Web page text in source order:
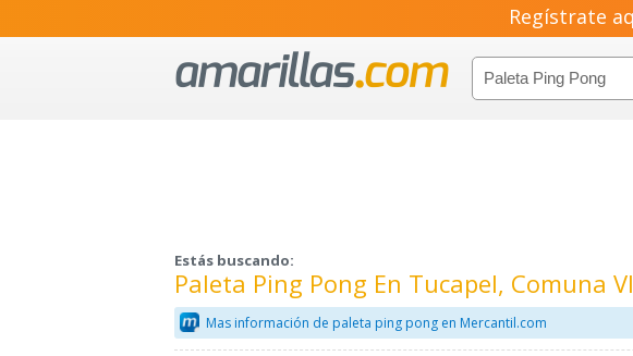
Regístrate
Estás buscando:
Paleta Ping Pong En Tucapel, Comuna
Mas información de paleta ping pong en Mercantil.com